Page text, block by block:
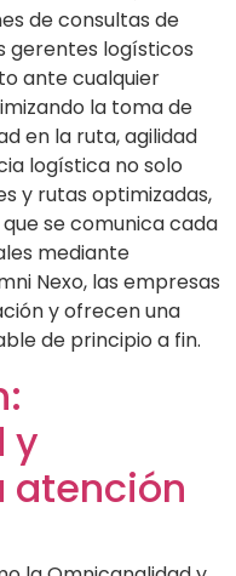
de consultas de
gerentes logísticos
ante cualquier
la toma de
en la ruta, agilidad
logística no solo
y rutas optimizadas,
se comunica cada
mediante
Nexo, las empresas
y ofrecen una
de principio a fin.
y
atención